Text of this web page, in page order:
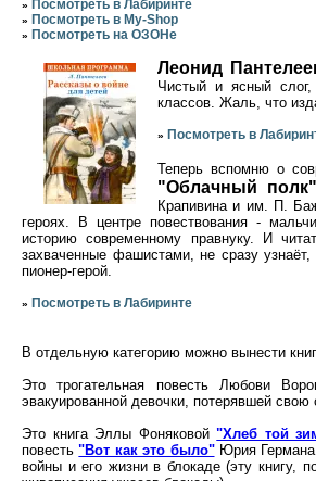
» Посмотреть в Лабиринте
» Посмотреть в My-Shop
» Посмотреть на ОЗОНе
Леонид
Чистый и ясный
классов. Жаль, что
» Посмотреть в
Теперь вспомню о
"Облачный полк"
Крапивина и им. П.
героях. В центре повествования -
историю современному правнуку. И
захваченные фашистами, не сразу
пионер-герой.
» Посмотреть в Лабиринте
В отдельную категорию можно вынести
Это трогательная повесть Любови
эвакуированной девочки, потерявшей свою
Это книга Эллы Фоняковой"Хлеб той
повесть"Вот как это было"Юрия Германа,
войны и его жизни в блокаде (эту книгу,